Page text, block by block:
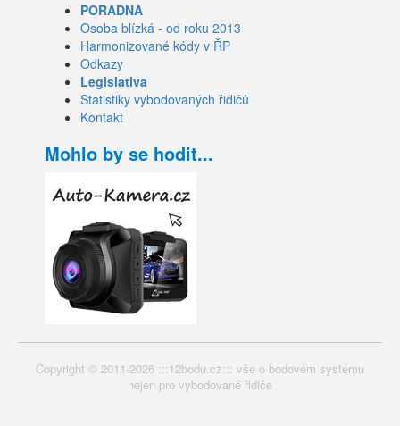
PORADNA
Osoba blízká - od roku 2013
Harmonizované kódy v ŘP
Odkazy
Legislativa
Statistiky vybodovaných řidičů
Kontakt
Mohlo by se hodit...
Copyright © 2011-2026 :::12bodu.cz::: vše o bodovém systému
nejen pro vybodované řidiče